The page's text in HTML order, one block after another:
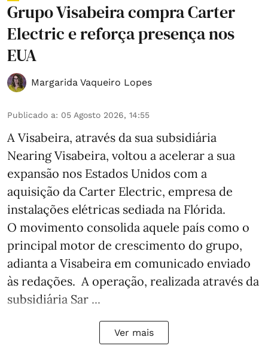
Grupo Visabeira compra Carter
Electric e reforça presença nos
EUA
Margarida Vaqueiro Lopes
Publicado a: 05 Agosto 2026, 14:55
A Visabeira, através da sua subsidiária
Nearing Visabeira, voltou a acelerar a sua
expansão nos Estados Unidos com a
aquisição da Carter Electric, empresa de
instalações elétricas sediada na Flórida.
O movimento consolida aquele país como o
principal motor de crescimento do grupo,
adianta a Visabeira em comunicado enviado
às redações. A operação, realizada através da
subsidiária Sar ...
Ver mais